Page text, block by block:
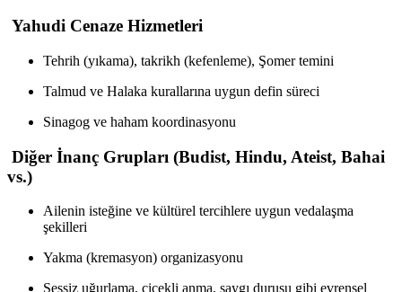
Yahudi Cenaze Hizmetleri
Tehrih (yıkama), takrikh (kefenleme), Şomer temini
Talmud ve Halaka kurallarına uygun defin süreci
Sinagog ve haham koordinasyonu
Diğer İnanç Grupları (Budist, Hindu, Ateist, Bahai
vs.)
Ailenin isteğine ve kültürel tercihlere uygun vedalaşma
şekilleri
Yakma (kremasyon) organizasyonu
Sessiz uğurlama, çiçekli anma, saygı duruşu gibi evrensel